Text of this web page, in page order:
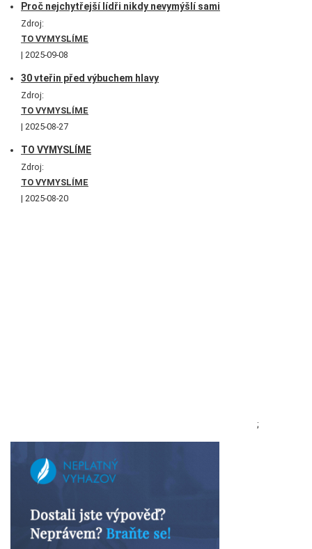
Proč nejchytřejší lídři nikdy nevymýšlí sami
Zdroj:
TO VYMYSLÍME
2025-09-08
30 vteřin před výbuchem hlavy
Zdroj:
TO VYMYSLÍME
2025-08-27
TO VYMYSLÍME
Zdroj:
TO VYMYSLÍME
2025-08-20
;